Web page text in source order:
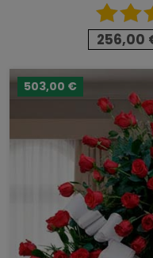
256,00
503,00 €